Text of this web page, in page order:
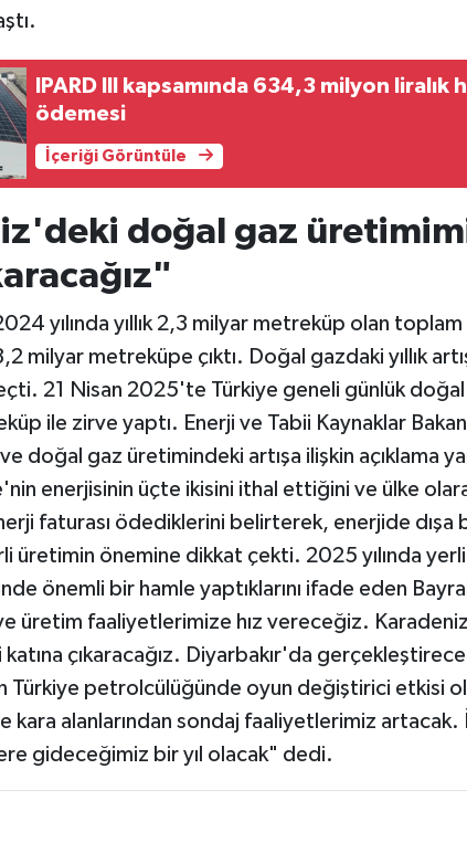
IPARD III kapsamında 634,3 milyon liralık
ödemesi
İçeriği Görüntüle
doğal gaz
yılında yıllık 2,3 milyar metreküp olan
milyar metreküpe çıktı. Doğal gazdaki yıllık
21 Nisan 2025'te Türkiye geneli günlük
ile zirve yaptı. Enerji ve Tabii Kaynaklar
doğal gaz üretimindeki artışa ilişkin açıklama
enerjisinin üçte ikisini ithal ettiğini ve ülke
faturası ödediklerini belirterek, enerjide dışa
üretimin önemine dikkat çekti. 2025 yılında
önemli bir hamle yaptıklarını ifade eden
üretim faaliyetlerimize hız vereceğiz.
çıkaracağız. Diyarbakır'da
Türkiye petrolcülüğünde oyun değiştirici etkisi
kara alanlarından sondaj faaliyetlerimiz artacak.
gideceğimiz bir yıl olacak" dedi.